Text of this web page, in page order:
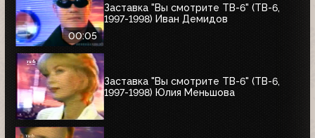
00:05
Заставка "Вы смотрите ТВ-6" (ТВ-6,
1997-1998) Иван Демидов
Заставка "Вы смотрите ТВ-6" (ТВ-6,
1997-1998) Юлия Меньшова